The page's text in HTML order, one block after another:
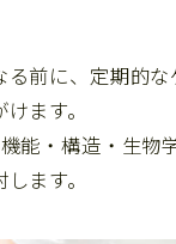
る前に、定期的
ます。
能・構造・生物
ます。